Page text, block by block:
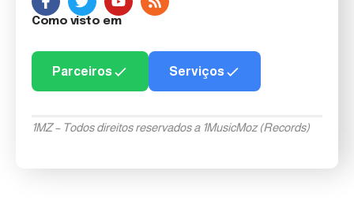
Como visto em
Parceiros Serviços
1MZ – Todos direitos reservados a 1MusicMoz (Records)